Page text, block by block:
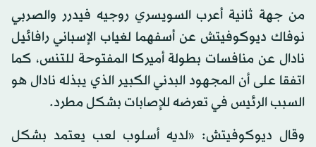
من جهة ثانية أعرب السويسري روجيه فيدرر والصربي
نوفاك ديوكوفيتش عن أسفهما لغياب الإسباني رافائيل
نادال عن منافسات بطولة أميركا المفتوحة للتنس، كما
اتفقا على أن المجهود البدني الكبير الذي يبذله نادال هو
السبب الرئيس في تعرضه للإصابات بشكل مطرد.
وقال ديوكوفيتش: «لديه أسلوب لعب يعتمد بشكل